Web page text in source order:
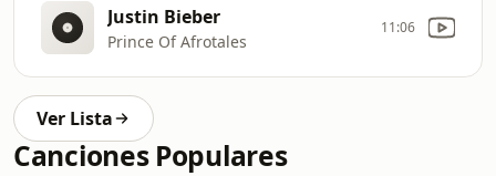
Justin Bieber
Prince Of Afrotales
11:06
Ver Lista
Canciones Populares